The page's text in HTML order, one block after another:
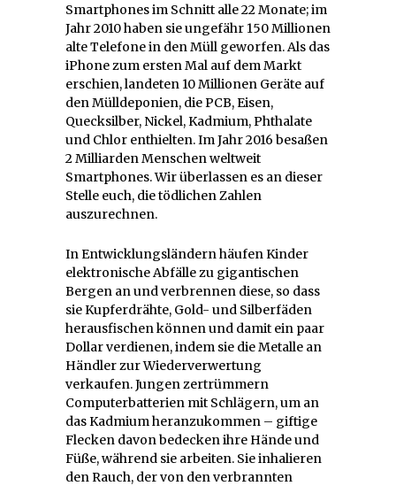
Smartphones im Schnitt alle 22 Monate; im
Jahr 2010 haben sie ungefähr 150 Millionen
alte Telefone in den Müll geworfen. Als das
iPhone zum ersten Mal auf dem Markt
erschien, landeten 10 Millionen Geräte auf
den Mülldeponien, die PCB, Eisen,
Quecksilber, Nickel, Kadmium, Phthalate
und Chlor enthielten. Im Jahr 2016 besaßen
2 Milliarden Menschen weltweit
Smartphones. Wir überlassen es an dieser
Stelle euch, die tödlichen Zahlen
auszurechnen.
In Entwicklungsländern häufen Kinder
elektronische Abfälle zu gigantischen
Bergen an und verbrennen diese, so dass
sie Kupferdrähte, Gold- und Silberfäden
herausfischen können und damit ein paar
Dollar verdienen, indem sie die Metalle an
Händler zur Wiederverwertung
verkaufen. Jungen zertrümmern
Computerbatterien mit Schlägern, um an
das Kadmium heranzukommen – giftige
Flecken davon bedecken ihre Hände und
Füße, während sie arbeiten. Sie inhalieren
den Rauch, der von den verbrannten